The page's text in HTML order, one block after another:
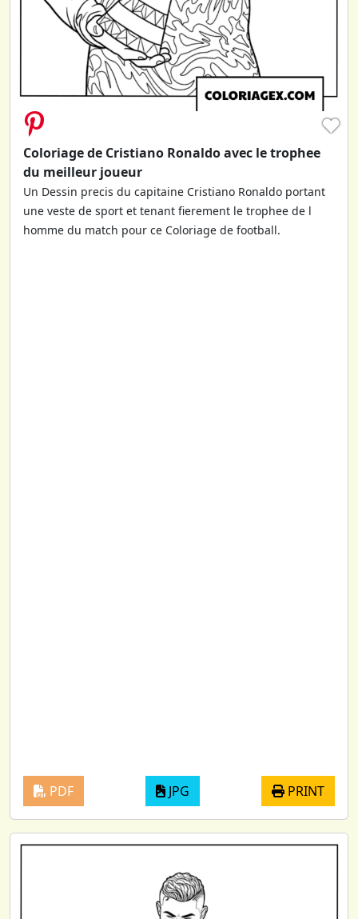
♥
Coloriage de Cristiano Ronaldo avec le trophee
du meilleur joueur
Un Dessin precis du capitaine Cristiano Ronaldo portant
une veste de sport et tenant fierement le trophee de l
homme du match pour ce Coloriage de football.
PDF JPG PRINT